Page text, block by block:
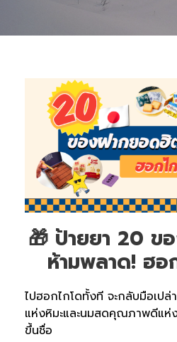
🎁 ป้ายยา 20 ข
ห้ามพลาด! ฮ
ไปฮอกไกโดทั้งที จะกลับมือเป
แห่งหิมะและนมสดคุณภาพดีแห่
ขึ้นชื่อ